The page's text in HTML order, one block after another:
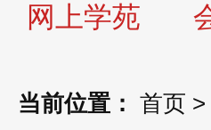
网上学苑
当前位置： 首页 >